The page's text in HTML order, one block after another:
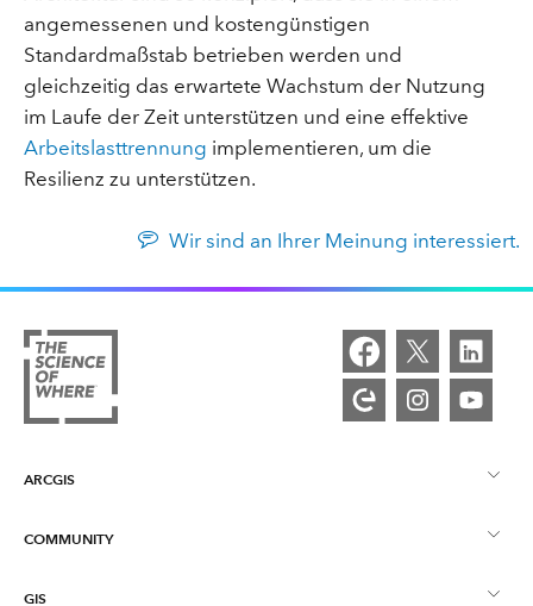
angemessenen und kostengünstigen
Standardmaßstab betrieben werden und
gleichzeitig das erwartete Wachstum der Nutzung
im Laufe der Zeit unterstützen und eine effektive
Arbeitslasttrennung implementieren, um die
Resilienz zu unterstützen.
Wir sind an Ihrer Meinung interessiert.
ARCGIS
ArcGIS – Überblick
COMMUNITY
GIS